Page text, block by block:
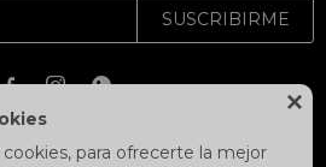

para ofrecerte la mejor
SUSCRIBIRME
  